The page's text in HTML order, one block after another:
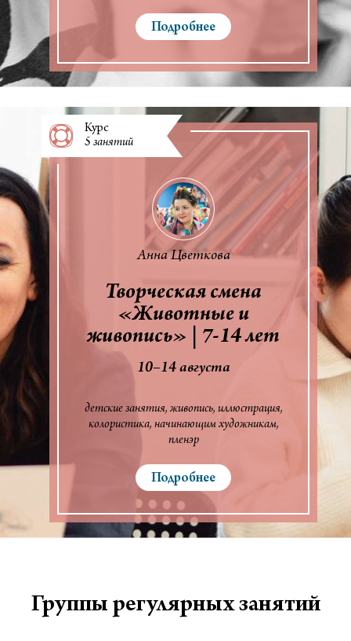
Подробнее
Анна Цветкова
Творческая смена
«Животные и
живопись» | 7-14 лет
10–14 августа
детские занятия живопись иллюстрация
колористика начинающим художникам
пленэр
Подробнее
Курс
5 занятий
Группы регулярных занятий